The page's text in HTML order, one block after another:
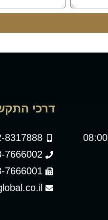
דרכי
8317888
7666002
7666001